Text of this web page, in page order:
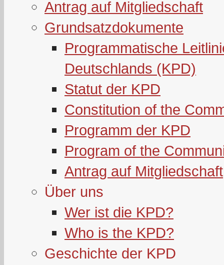
Antrag auf Mitgliedschaft
Grundsatzdokumente
Programmatische
Deutschlands (KPD)
Statut der KPD
Constitution of the
Programm der KPD
Program of the
Antrag auf Mitgliedschaft
Über uns
Wer ist die KPD?
Who is the KPD?
Geschichte der KPD